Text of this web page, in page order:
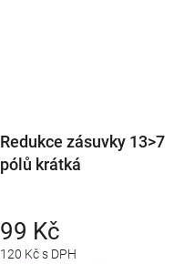
Redukce zásuvky 13>7
pólů krátká
120 Kč s DPH
99 Kč